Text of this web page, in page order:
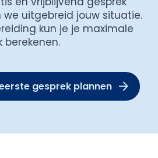
we uitgebreid jouw situatie.
kun je je maximale
berekenen.
gesprek plannen